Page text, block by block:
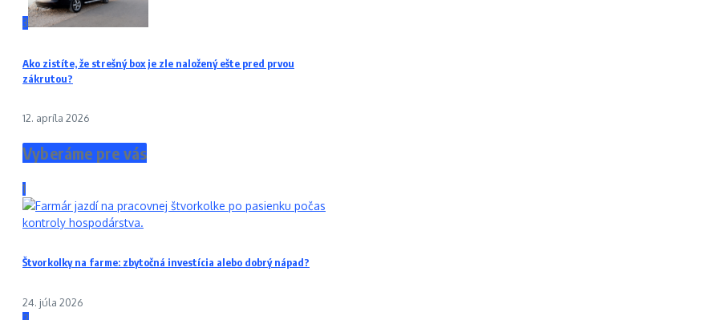
3
Ako zistíte, že strešný box je zle naložený ešte pred prvou
zákrutou?
12. apríla 2026
Vyberáme pre vás
1
Štvorkolky na farme: zbytočná investícia alebo dobrý nápad?
24. júla 2026